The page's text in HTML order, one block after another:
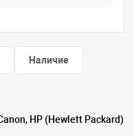
Наличие
HP (Hewlett Packard)